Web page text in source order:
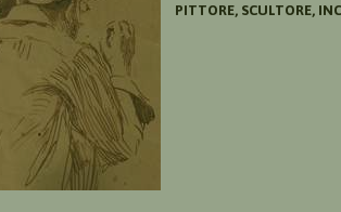
PITTORE, SCULTORE,